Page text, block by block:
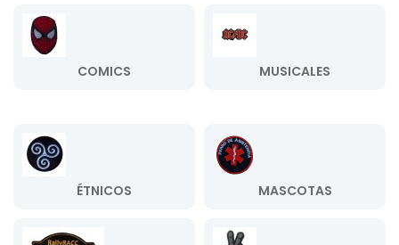
COMICS MUSICALES
ÉTNICOS MASCOTAS